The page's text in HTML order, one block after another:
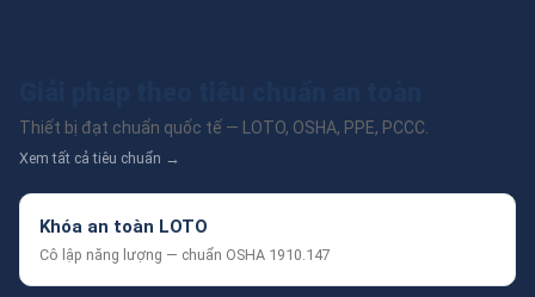
Thiết bị đạt chuẩn quốc tế — LOTO, OSHA, PPE, PCCC.
Xem tất cả tiêu chuẩn →
Khóa an toàn LOTO
Cô lập năng lượng — chuẩn OSHA 1910.147